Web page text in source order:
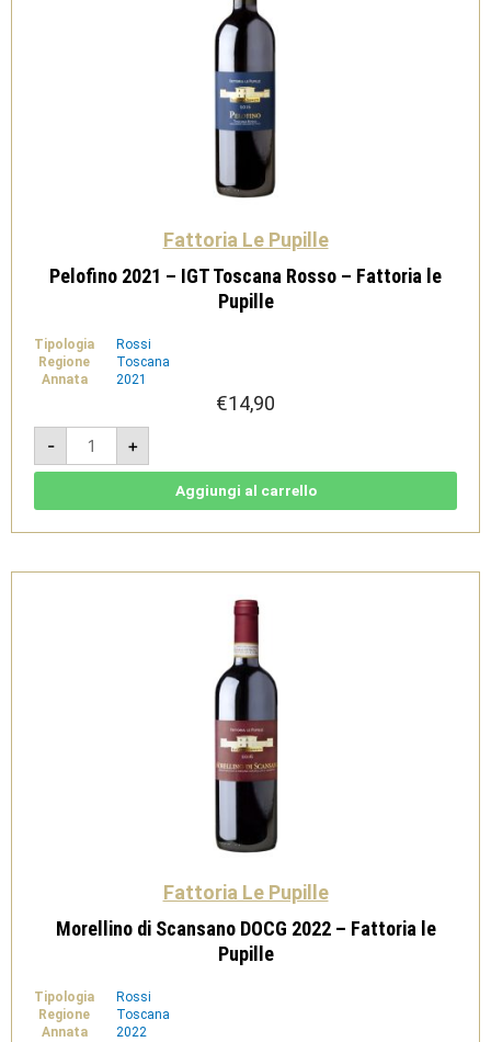
Fattoria Le Pupille
Pelofino 2021 – IGT Toscana Rosso – Fattoria le
Pupille
Tipologia
Rossi
Regione
Toscana
Annata
2021
€14,90
-
Pelofino
2021
-
IGT
Fattoria
quantità
+
Aggiungi al carrello
Fattoria Le Pupille
Morellino di Scansano DOCG 2022 – Fattoria le
Pupille
Tipologia
Rossi
Regione
Toscana
Annata
2022